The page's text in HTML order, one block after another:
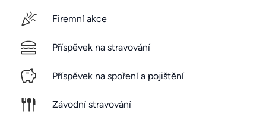
Firemní akce
Příspěvek na stravování
Příspěvek na spoření a pojištění
Závodní stravování